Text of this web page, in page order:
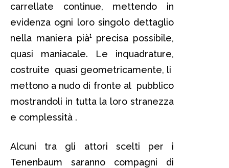
carrellate continue, mettendo in
evidenza ogni loro singolo dettaglio
nella maniera pià¹ precisa possibile,
quasi maniacale. Le inquadrature,
costruite quasi geometricamente, li
mettono a nudo di fronte al pubblico
mostrandoli in tutta la loro stranezza
e complessità .
Alcuni tra gli attori scelti per i
Tenenbaum saranno compagni di